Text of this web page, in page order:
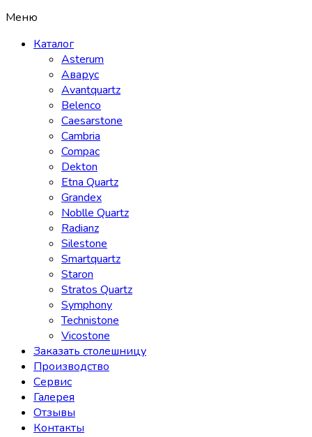
Меню
Каталог
Asterum
Аварус
Avantquartz
Belenco
Caesarstone
Cambria
Compac
Dekton
Etna Quartz
Grandex
Noblle Quartz
Radianz
Silestone
Smartquartz
Staron
Stratos Quartz
Symphony
Technistone
Vicostone
Заказать столешницу
Производство
Сервис
Галерея
Отзывы
Контакты